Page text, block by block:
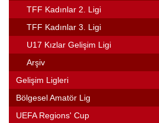
TFF Kadınlar 2. Ligi
TFF Kadınlar 3. Ligi
U17 Kızlar Gelişim Ligi
Arşiv
Gelişim Ligleri
Bölgesel Amatör Lig
UEFA Regions' Cup